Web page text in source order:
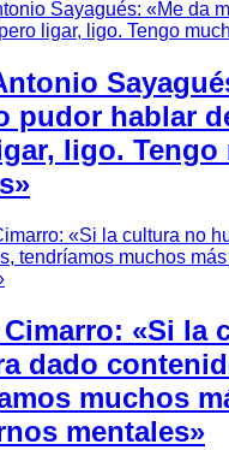
pudor hablar
ligo. Tengo
«Si la
dado
muchos
mentales»